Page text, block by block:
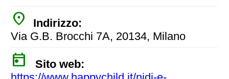
place
Indirizzo:
Via G.B. Brocchi 7A, 20134, Milano
today
Sito web: